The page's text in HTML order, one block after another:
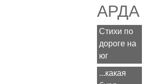
АРДА
Стихи по
дороге на
юг
...какая